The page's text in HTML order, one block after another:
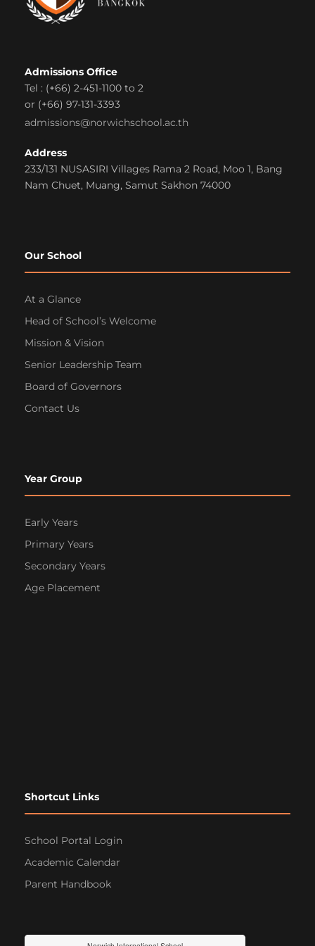
Admissions Office
Tel : (+66) 2-451-1100 to 2
or (+66) 97-131-3393
admissions@norwichschool.ac.th
Address
233/131 NUSASIRI Villages Rama 2 Road, Moo 1, Bang
Nam Chuet, Muang, Samut Sakhon 74000
Our School
At a Glance
Head of School’s Welcome
Mission & Vision
Senior Leadership Team
Board of Governors
Contact Us
Year Group
Early Years
Primary Years
Secondary Years
Age Placement
Shortcut Links
School Portal Login
Academic Calendar
Parent Handbook